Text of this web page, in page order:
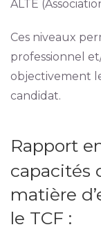
ALTE
Ces niveaux
professionnel
objectivement
candidat.
Rapport
capacités
matière
le TCF :